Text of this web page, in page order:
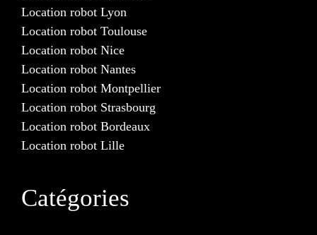
Location robot Lyon
Location robot Toulouse
Location robot Nice
Location robot Nantes
Location robot Montpellier
Location robot Strasbourg
Location robot Bordeaux
Location robot Lille
Catégories